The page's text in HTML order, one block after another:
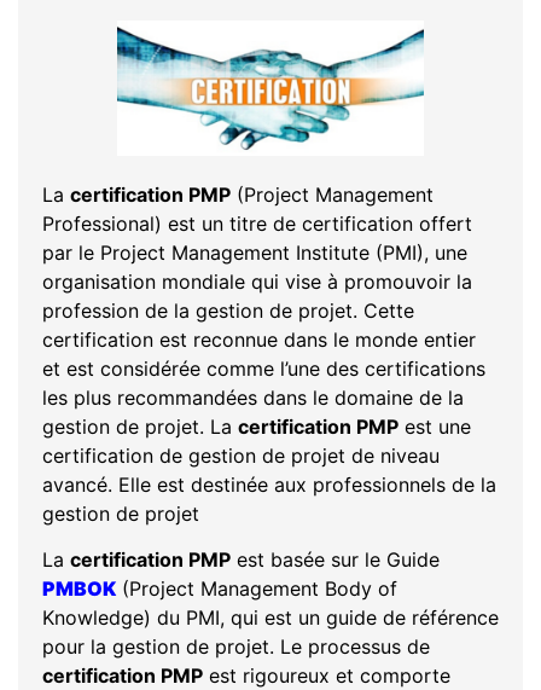
La certification PMP (Project Management
Professional) est un titre de certification offert
par le Project Management Institute (PMI), une
organisation mondiale qui vise à promouvoir la
profession de la gestion de projet. Cette
certification est reconnue dans le monde entier
et est considérée comme l’une des certifications
les plus recommandées dans le domaine de la
gestion de projet. La certification PMP est une
certification de gestion de projet de niveau
avancé. Elle est destinée aux professionnels de la
gestion de projet
La certification PMP est basée sur le Guide
PMBOK (Project Management Body of
Knowledge) du PMI, qui est un guide de référence
pour la gestion de projet. Le processus de
certification PMP est rigoureux et comporte